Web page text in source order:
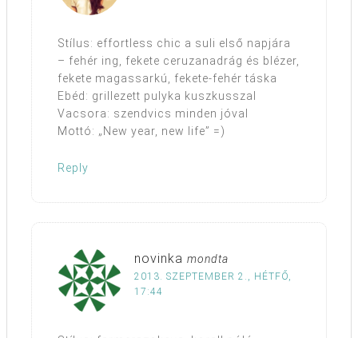
Stílus: effortless chic a suli első napjára
– fehér ing, fekete ceruzanadrág és blézer,
fekete magassarkú, fekete-fehér táska
Ebéd: grillezett pulyka kuszkusszal
Vacsora: szendvics minden jóval
Mottó: „New year, new life” =)
Reply
novinka mondta
2013. SZEPTEMBER 2., HÉTFŐ,
17:44